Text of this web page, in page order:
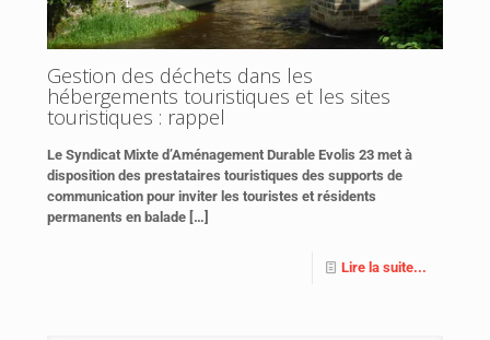
Gestion des déchets dans les
hébergements touristiques et les sites
touristiques : rappel
Le Syndicat Mixte d’Aménagement Durable Evolis 23 met à
disposition des prestataires touristiques des supports de
communication pour inviter les touristes et résidents
permanents en balade […]
Lire la suite...